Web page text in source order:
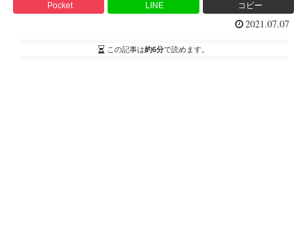
Pocket LINE コピー
2021.07.07
この記事は約6分で読めます。